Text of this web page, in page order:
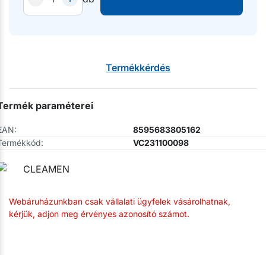
Webáruházunkban csak vállalati ügyfelek vásárolhatnak,
kérjük, adjon meg érvényes azonosító számot.
Termékkérdés
paraméterei
8595683805162
VC231100098